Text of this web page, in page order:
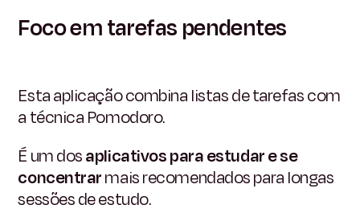
Foco em tarefas pendentes
Esta aplicação combina listas de tarefas com
a técnica Pomodoro.
É um dosaplicativos para estudar e se
concentrarmais recomendados para longas
sessões de estudo.